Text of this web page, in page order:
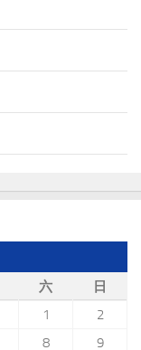
六
日
1
2
8 9